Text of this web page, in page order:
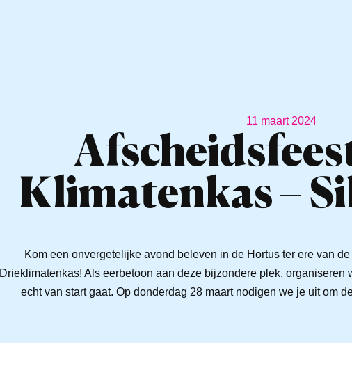
11 maart 2024
Klimatenkas –
Kom een onvergetelijke avond beleven in de Hortus ter ere van
Drieklimatenkas! Als eerbetoon aan deze bijzondere plek, organiseren
echt van start gaat. Op donderdag 28 maart nodigen we je uit om